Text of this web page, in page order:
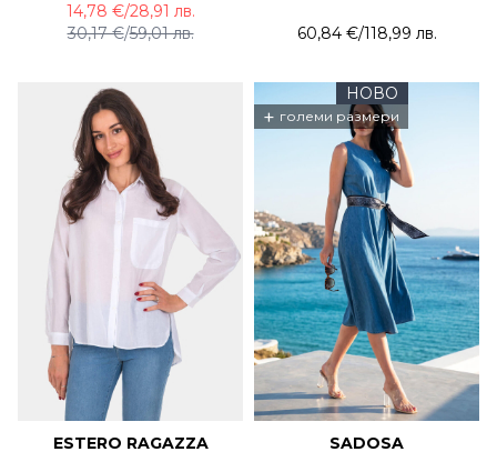
30,17 €/59,01 лв.
14,78 €/28,91 лв.
60,84 €/118,99 лв.
ESTERO RAGAZZA
НОВО
+ големи размери
SADOSA